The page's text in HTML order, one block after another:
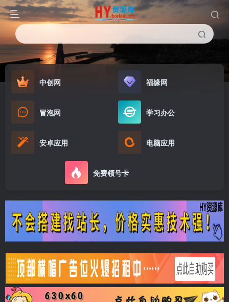
中创网 福缘网
冒泡网 学习办公
安卓应用 电脑应用
免费领号卡